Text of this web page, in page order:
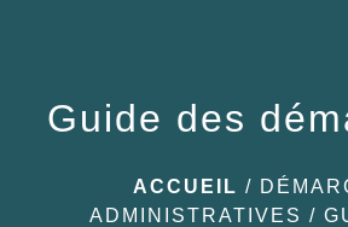
Guide des
ACCUEIL /
ADMINISTRATIVES /